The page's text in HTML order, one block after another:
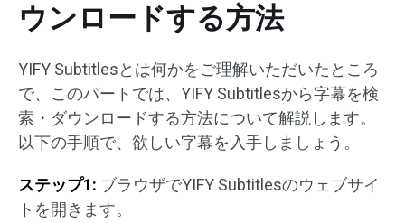
ウンロードする方法
YIFY Subtitlesとは何かをご理解いただいたところ
で、このパートでは、YIFY Subtitlesから字幕を検
索・ダウンロードする方法について解説します。
以下の手順で、欲しい字幕を入手しましょう。
ステップ1: ブラウザでYIFY Subtitlesのウェブサイ
トを開きます。